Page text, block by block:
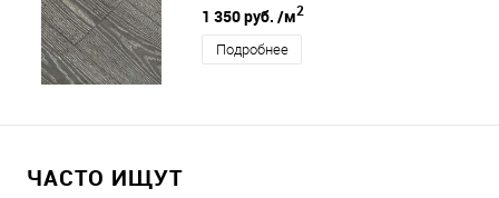
1 350 руб. /м2
Подробнее
ЧАСТО ИЩУТ